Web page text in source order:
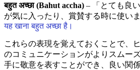
बहुत अच्छा (Bahut accha) – 「とても良
が気に入ったり、賞賛する時に使いま
यह खाना बहुत अच्छा है।
これらの表現を覚えておくことで、
のコミュニケーションがよりスムー
手に敬意を表すことができ、良い関